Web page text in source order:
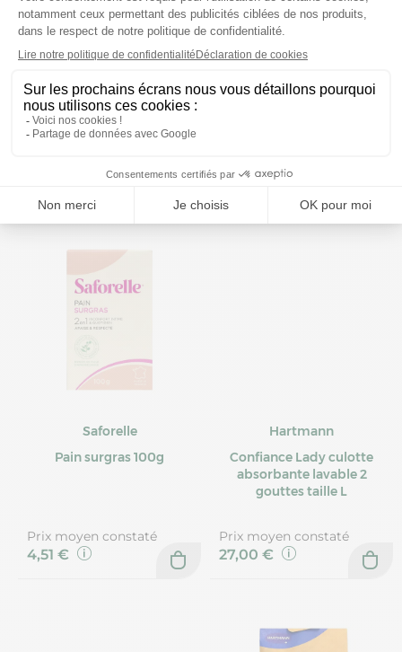
Confiance
absorbantes jetables
niveau 1 60x60cm
Hartmann
absorbante lavable 2
26,79 €
Saforelle
Pain surgras 100g
Prix moyen constaté
4,51 €
Hartmann
Confiance Lady culotte
absorbante lavable 2
gouttes taille L
Prix moyen constaté
27,00 €